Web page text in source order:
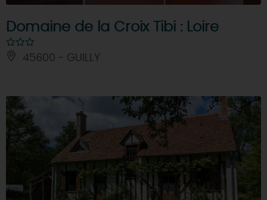
Domaine de la Croix Tibi : Loire
45600 - GUILLY